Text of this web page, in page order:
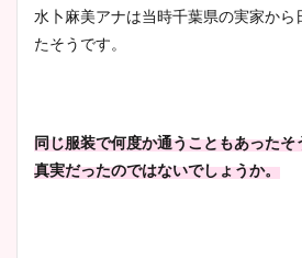
水卜麻美アナは当時千葉県の実家から
たそうです。
同じ服装で何度か通うこともあったそ
真実だったのではないでしょうか。